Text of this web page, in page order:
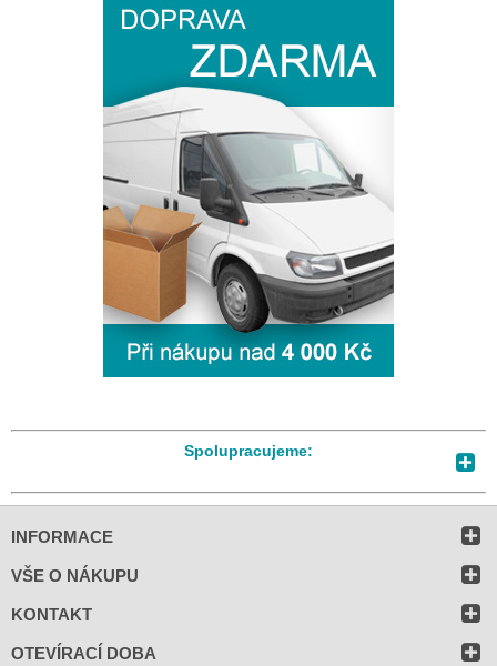
Spolupracujeme:
INFORMACE
VŠE O NÁKUPU
KONTAKT
OTEVÍRACÍ DOBA